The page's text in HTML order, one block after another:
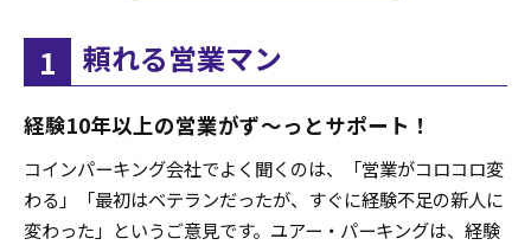
1 頼れる営業マン
経験10年以上の営業がず〜っとサポート！
コインパーキング会社でよく聞くのは、「営業がコロコロ変
わる」「最初はベテランだったが、すぐに経験不足の新人に
変わった」というご意見です。ユアー・パーキングは、経験